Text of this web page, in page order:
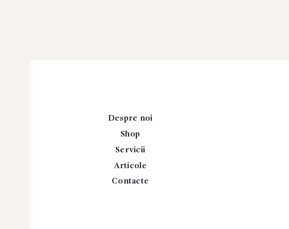
Despre noi
Shop
Servicii
Articole
Contacte